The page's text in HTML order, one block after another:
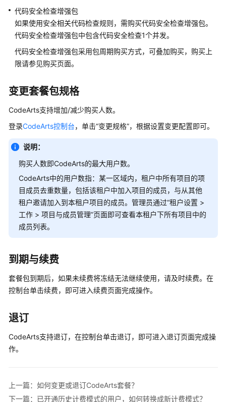
停
计
费
费
FAQ
交
订
时
报
错
“Policy
doesn't
allow
bss:order:update
be
performed.”
如
CodeArts
量
详
代码安全检查增强包
如果使用安全相关代码检查规则，需购买代码安全检查增强包。
代码安全检查增强包中包含代码安全检查1个并发。
代码安全检查增强包采用包周期购买方式，可叠加购买，购买上
限请参见购买页面。
变更套餐包规格
CodeArts支持增加/减少购买人数。
登录CodeArts控制台，单击“变更规格”，根据设置变更配置即可。
说明：
购买人数即CodeArts的最大用户数。
CodeArts中的用户数指：某一区域内，租户中所有项目的项
目成员去重数量，包括该租户中加入项目的成员，与从其他
租户邀请加入到本租户项目的成员。管理员通过“租户设置 >
工作 > 项目与成员管理”页面即可查看本租户下所有项目中的
成员列表。
到期与续费
套餐包到期后，如果未续费将冻结无法继续使用，请及时续费。在
控制台单击续费，即可进入续费页面完成操作。
退订
CodeArts支持退订，在控制台单击退订，即可进入退订页面完成操
作。
上一篇：如何变更或退订CodeArts套餐？
下一篇：已开通历史计费模式的用户，如何转换成新计费模式？